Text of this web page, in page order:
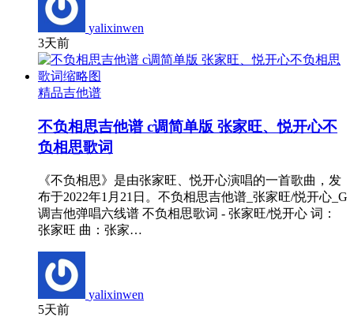
yalixinwen
3天前
精品吉他谱
不负相思吉他谱 c调简单版 张家旺、悦开心不
负相思歌词
《不负相思》是由张家旺、悦开心演唱的一首歌曲，发
布于2022年1月21日。不负相思吉他谱_张家旺/悦开心_G
调吉他弹唱六线谱 不负相思歌词 - 张家旺/悦开心 词：
张家旺 曲：张家…
yalixinwen
5天前